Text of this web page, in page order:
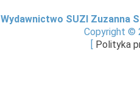
Wydawnictwo SUZI Zuzanna
Copyright ©
Polityka